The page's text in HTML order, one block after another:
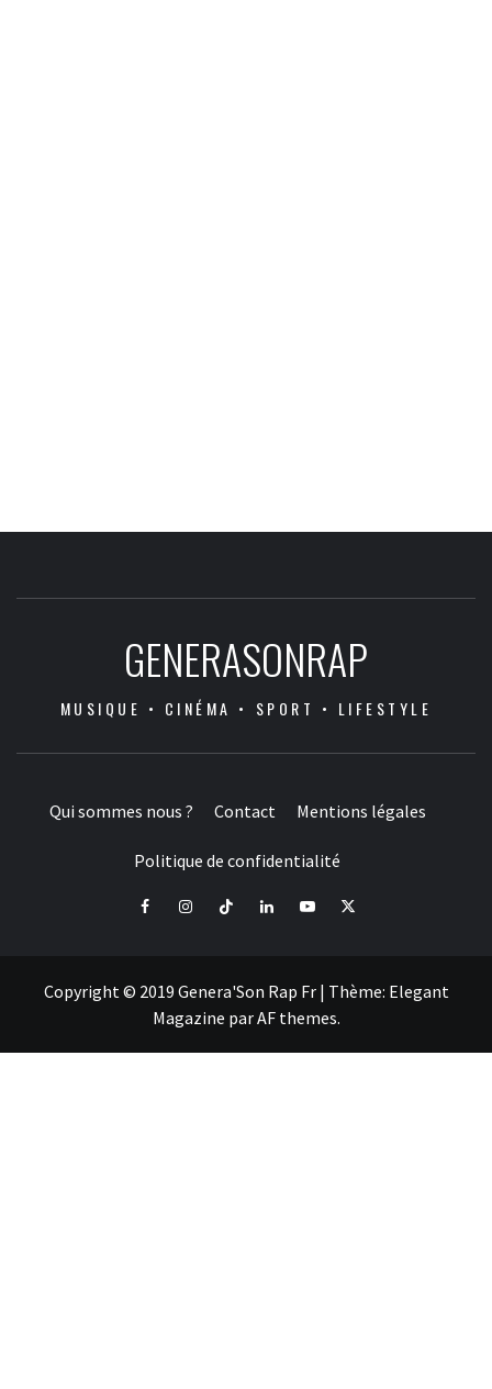
GENERASONRAP
MUSIQUE • CINÉMA • SPORT • LIFESTYLE
Qui sommes nous ? Contact Mentions légales
Politique de confidentialité
FacebookInstagramTiktok LinkedInYoutube
X
Copyright © 2019 Genera'Son Rap Fr | Thème: Elegant
Magazine parAF themes.